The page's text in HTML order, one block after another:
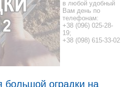
в любой удобный
Вам день по
телефонам:
+38 (096) 025-28-
19;
+38 (098) 615-33-02
большой оградки на